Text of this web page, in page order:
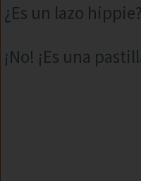
¿Es un lazo hippie?
¡No! ¡Es una